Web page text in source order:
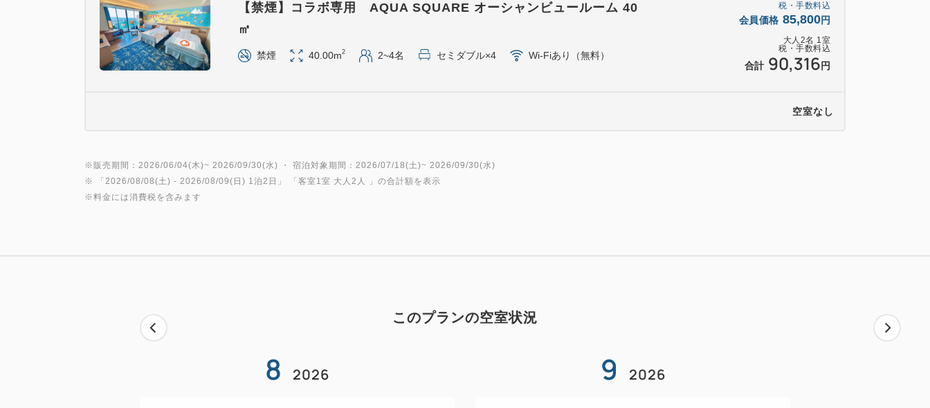
②宝探しゲーム
意。ゲームをクリアするとオリジナルグッズをお一人様につき1つをプレ
18階スカイレストラン「TOP・OF・ATAMI」で、シェフこだわりの品数
HARBOR’S Wオリジナルクラフトビールや、「磯自慢」などの地元静岡
※お酒の銘柄は、時期や仕入状況により変更となる場合がございます。
税・手数料込
会員価格 85,800円
大人 2名 1室
税・手数料込
合計 90,316 円
【禁煙】コラボ専用 AQUA SQUARE オーシャンビュールーム 40
㎡
禁煙 40.00m2 2~4名 セミダブル×4 Wi-Fiあり（無料）
空室なし
※販売期間：2026/06/04(木)~ 2026/09/30(水) ・ 宿泊対象期間：2026/07/18(土)~ 2026/09/30(水)
※ 「 2026/08/08(土) - 2026/08/09(日) 1泊2日 」 「 客室1室 大人2人
」の合計額を表示
※料金には消費税を含みます
このプランの空室状況
8 2026 9 2026